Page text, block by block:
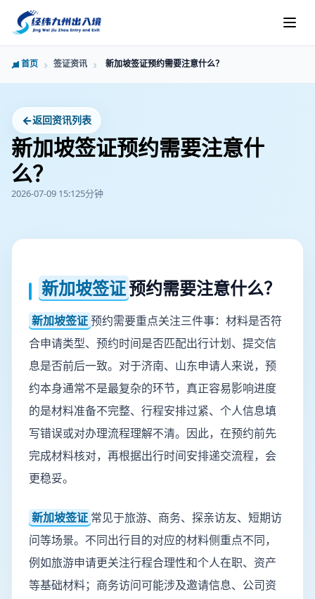
首页 签证资讯 新加坡签证预约需要注意什么？
←返回资讯列表
新加坡签证预约需要注意什
么？
2026-07-09 15:125分钟
新加坡签证预约需要注意什么？
新加坡签证预约需要重点关注三件事：材料是否符
合申请类型、预约时间是否匹配出行计划、提交信
息是否前后一致。对于济南、山东申请人来说，预
约本身通常不是最复杂的环节，真正容易影响进度
的是材料准备不完整、行程安排过紧、个人信息填
写错误或对办理流程理解不清。因此，在预约前先
完成材料核对，再根据出行时间安排递交流程，会
更稳妥。
新加坡签证 常见于旅游、商务、探亲访友、短期访
问等场景。不同出行目的对应的材料侧重点不同，
例如旅游申请更关注行程合理性和个人在职、资产
等基础材料；商务访问可能涉及邀请信息、公司资